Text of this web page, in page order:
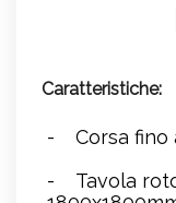
Caratteristiche:
Corsa fino
Tavola